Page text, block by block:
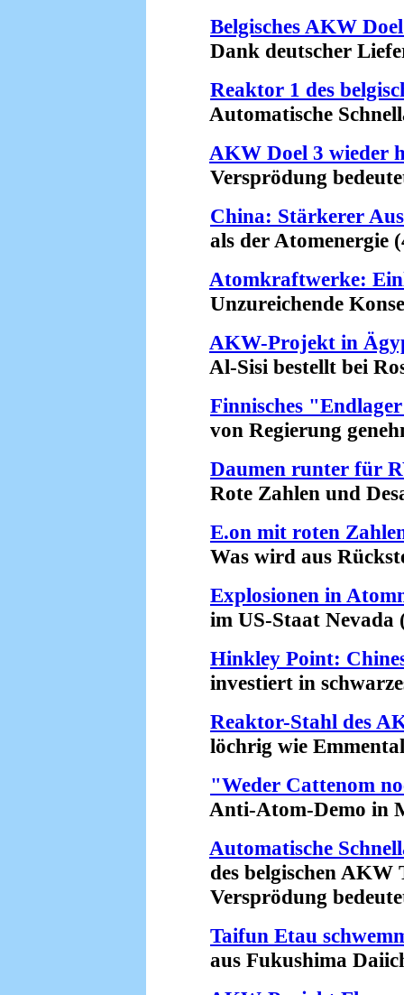
Belgisches AKW
Dank deutscher
Reaktor 1 des
Automatische
AKW Doel 3 wieder
Versprödung bedeutet
China: Stärkerer
als der Atomenergie
Atomkraftwerke:
Unzureichende
AKW-Projekt in
Al-Sisi bestellt bei
Finnisches
von Regierung
Daumen runter für
Rote Zahlen und
E.on mit roten
Was wird aus
Explosionen in
im US-Staat Nevada
Hinkley Point:
investiert in
Reaktor-Stahl des
löchrig wie
"Weder Cattenom
Anti-Atom-Demo in
Automatische
des belgischen AKW
Versprödung bedeutet
Taifun Etau
aus Fukushima